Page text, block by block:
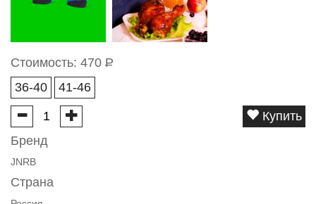
Стоимость: 470 Р
36-40
41-46
Купить
Бренд
JNRB
Страна